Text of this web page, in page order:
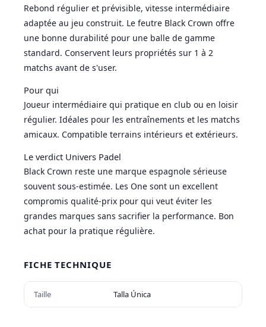
Rebond régulier et prévisible, vitesse intermédiaire
adaptée au jeu construit. Le feutre Black Crown offre
une bonne durabilité pour une balle de gamme
standard. Conservent leurs propriétés sur 1 à 2
matchs avant de s'user.
Pour qui
Joueur intermédiaire qui pratique en club ou en loisir
régulier. Idéales pour les entraînements et les matchs
amicaux. Compatible terrains intérieurs et extérieurs.
Le verdict Univers Padel
Black Crown reste une marque espagnole sérieuse
souvent sous-estimée. Les One sont un excellent
compromis qualité-prix pour qui veut éviter les
grandes marques sans sacrifier la performance. Bon
achat pour la pratique régulière.
FICHE TECHNIQUE
Taille Talla Única